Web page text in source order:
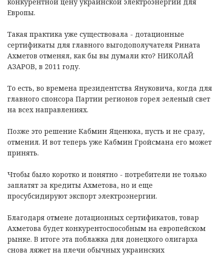
Европы.
Такая практика уже существовала - дотационные
сертификаты для главного выгодополучателя Рината
Ахметов отменял, как бы вы думали кто? НИКОЛАЙ
АЗАРОВ, в 2011 году.
То есть, во времена президентства Януковича, когда для
главного спонсора Партии регионов горел зеленый свет
на всех направлениях.
Позже это решение Кабмин Яценюка, пусть и не сразу,
отменил. И вот теперь уже Кабмин Гройсмана его может
принять.
Чтобы было коротко и понятно - потребители не только
заплатят за кредиты Ахметова, но и еще
просубсидируют экспорт электроэнергии.
Благодаря отмене дотационных сертификатов, товар
Ахметова будет конкурентоспособным на европейском
рынке. В итоге эта поблажка для донецкого олигарха
снова ляжет на плечи обычных украинских